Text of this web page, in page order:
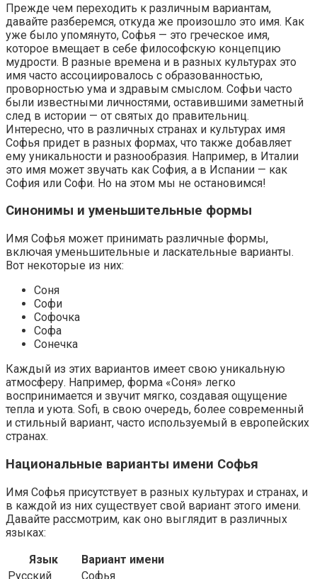
Прежде чем переходить к различным вариантам,
давайте разберемся, откуда же произошло это имя. Как
уже было упомянуто, Софья — это греческое имя,
которое вмещает в себе философскую концепцию
мудрости. В разные времена и в разных культурах это
имя часто ассоциировалось с образованностью,
проворностью ума и здравым смыслом. Софьи часто
были известными личностями, оставившими заметный
след в истории — от святых до правительниц.
Интересно, что в различных странах и культурах имя
Софья придет в разных формах, что также добавляет
ему уникальности и разнообразия. Например, в Италии
это имя может звучать как София, а в Испании — как
София или Софи. Но на этом мы не остановимся!
Синонимы и уменьшительные формы
Имя Софья может принимать различные формы,
включая уменьшительные и ласкательные варианты.
Вот некоторые из них:
Соня
Софи
Софочка
Софа
Сонечка
Каждый из этих вариантов имеет свою уникальную
атмосферу. Например, форма «Соня» легко
воспринимается и звучит мягко, создавая ощущение
тепла и уюта. Sofi, в свою очередь, более современный
и стильный вариант, часто используемый в европейских
странах.
Национальные варианты имени Софья
Имя Софья присутствует в разных культурах и странах, и
в каждой из них существует свой вариант этого имени.
Давайте рассмотрим, как оно выглядит в различных
языках:
Язык
Вариант имени
Русский
Софья